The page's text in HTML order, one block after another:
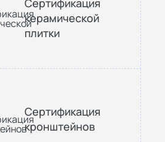
Сертификация
керамической
плитки
Сертификация
кронштейнов